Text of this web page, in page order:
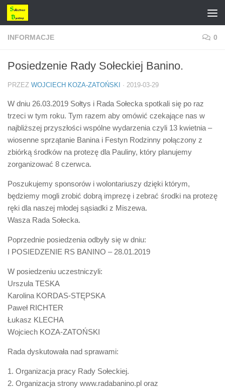
Przejdź do treści
INFORMACJE 0
Posiedzenie Rady Sołeckiej Banino.
PRZEZ WOJCIECH KOZA-ZATOŃSKI · 2019-03-29
W dniu 26.03.2019 Sołtys i Rada Sołecka spotkali się po raz
trzeci w tym roku. Tym razem aby omówić czekające nas w
najbliższej przyszłości wspólne wydarzenia czyli 13 kwietnia –
wiosenne sprzątanie Banina i Festyn Rodzinny połączony z
zbiórką środków na protezę dla Pauliny, który planujemy
zorganizować 8 czerwca.
Poszukujemy sponsorów i wolontariuszy dzięki którym,
będziemy mogli zrobić dobrą imprezę i zebrać środki na protezę
ręki dla naszej młodej sąsiadki z Miszewa.
Wasza Rada Sołecka.
Poprzednie posiedzenia odbyły się w dniu:
I POSIEDZENIE RS BANINO – 28.01.2019
W posiedzeniu uczestniczyli:
Urszula TESKA
Karolina KORDAS-STĘPSKA
Paweł RICHTER
Łukasz KLECHA
Wojciech KOZA-ZATOŃSKI
Rada dyskutowała nad sprawami:
1. Organizacja pracy Rady Sołeckiej.
2. Organizacja strony www.radabanino.pl oraz